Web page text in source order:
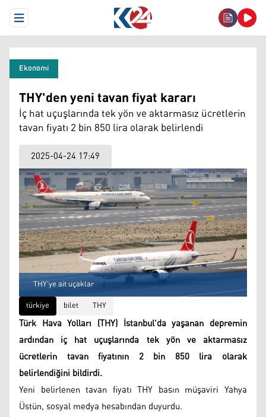
Open Menu
Ekonomi
THY'den yeni tavan fiyat kararı
İç hat uçuşlarında tek yön ve aktarmasız ücretlerin
tavan fiyatı 2 bin 850 lira olarak belirlendi
2025-04-24 17:49
THY'ye ait uçaklar
türkiye
bilet THY
Türk Hava Yolları (THY) İstanbul'da yaşanan depremin
ardından iç hat uçuşlarında tek yön ve aktarmasız
ücretlerin tavan fiyatının 2 bin 850 lira olarak
belirlendiğini bildirdi.
Yeni belirlenen tavan fiyatı THY basın müşaviri Yahya
Üstün, sosyal medya hesabından duyurdu.